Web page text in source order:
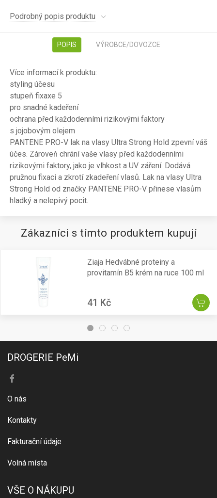
Podrobný popis produktu
POPIS VÝROBCE/DOVOZCE
Více informací k produktu:
styling účesu
stupeň fixaxe 5
pro snadné kadeření
ochrana před každodenními rizikovými faktory
s jojobovým olejem
PANTENE PRO-V lak na vlasy Ultra Strong Hold zpevní váš
účes. Zároveň chrání vaše vlasy před každodenními
rizikovými faktory, jako je vlhkost a UV záření. Dodává
pružnou fixaci a zkrotí zkadeření vlasů. Lak na vlasy Ultra
Strong Hold od značky PANTENE PRO-V přinese vlasům
hladký a nelepivý pocit.
Zákazníci s tímto produktem kupují
Ziaja Hedvábné proteiny a
provitamín B5 krém na ruce 100 ml
41 Kč
DROGERIE PeMi
O nás
Kontakty
Fakturační údaje
Volná místa
VŠE O NÁKUPU